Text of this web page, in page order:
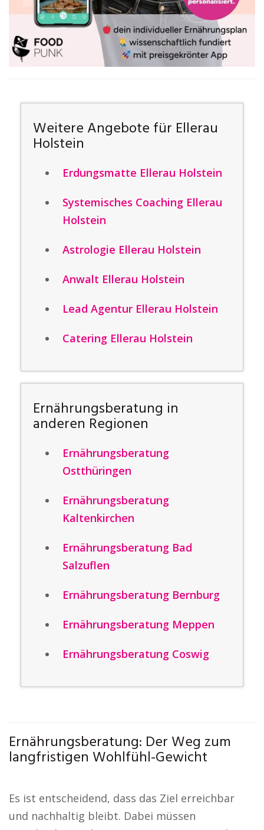
Weitere Angebote für Ellerau
Holstein
Erdungsmatte Ellerau Holstein
Systemisches Coaching Ellerau
Holstein
Astrologie Ellerau Holstein
Anwalt Ellerau Holstein
Lead Agentur Ellerau Holstein
Catering Ellerau Holstein
Ernährungsberatung in
anderen Regionen
Ernährungsberatung
Ostthüringen
Ernährungsberatung
Kaltenkirchen
Ernährungsberatung Bad
Salzuflen
Ernährungsberatung Bernburg
Ernährungsberatung Meppen
Ernährungsberatung Coswig
Ernährungsberatung: Der Weg zum
langfristigen Wohlfühl-Gewicht
Es ist entscheidend, dass das Ziel erreichbar
und nachhaltig bleibt. Dabei müssen